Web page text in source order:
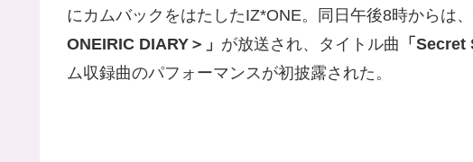
にカムバックをはたしたIZ*ONE。同日午後8時からは
ONEIRIC DIARY＞」 が放送され、タイトル曲 「
ム収録曲のパフォーマンスが初披露された。